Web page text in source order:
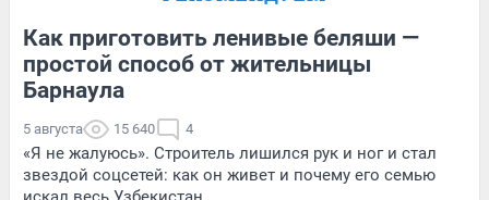
Как приготовить ленивые беляши —
простой способ от жительницы
Барнаула
5 августа 15 640 4
«Я не жалуюсь». Строитель лишился рук и ног и стал
звездой соцсетей: как он живет и почему его семью